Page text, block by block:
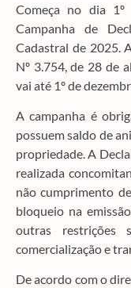
Começa no dia
Campanha de
Cadastral de 2025.
Nº 3.754, de 28 de
vai até 1º de
A campanha é
possuem saldo de
propriedade. A
realizada
não cumprimento
bloqueio na
outras restrições
comercialização e
De acordo com o